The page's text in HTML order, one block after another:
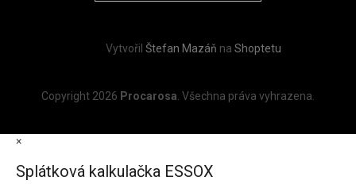
Vytvořil Štefan Mazáň na Shoptetu
Copyright 2026 Procarosa . Všechna práva vyhrazena.
×
Splátková kalkulačka ESSOX